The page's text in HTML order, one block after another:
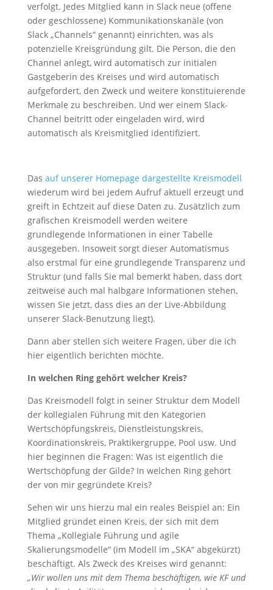
verfolgt. Jedes Mitglied kann in Slack neue (offene
oder geschlossene) Kommunikationskanäle (von
Slack „Channels“ genannt) einrichten, was als
potenzielle Kreisgründung gilt. Die Person, die den
Channel anlegt, wird automatisch zur initialen
Gastgeberin des Kreises und wird automatisch
aufgefordert, den Zweck und weitere konstituierende
Merkmale zu beschreiben. Und wer einem Slack-
Channel beitritt oder eingeladen wird, wird
automatisch als Kreismitglied identifiziert.
Das auf unserer Homepage dargestellte Kreismodell
wiederum wird bei jedem Aufruf aktuell erzeugt und
greift in Echtzeit auf diese Daten zu. Zusätzlich zum
grafischen Kreismodell werden weitere
grundlegende Informationen in einer Tabelle
ausgegeben. Insoweit sorgt dieser Automatismus
also erstmal für eine grundlegende Transparenz und
Struktur (und falls Sie mal bemerkt haben, dass dort
zeitweise auch mal halbgare Informationen stehen,
wissen Sie jetzt, dass dies an der Live-Abbildung
unserer Slack-Benutzung liegt).
Dann aber stellen sich weitere Fragen, über die ich
hier eigentlich berichten möchte.
In welchen Ring gehört welcher Kreis?
Das Kreismodell folgt in seiner Struktur dem Modell
der kollegialen Führung mit den Kategorien
Wertschöpfungskreis, Dienstleistungskreis,
Koordinationskreis, Praktikergruppe, Pool usw. Und
hier beginnen die Fragen: Was ist eigentlich die
Wertschöpfung der Gilde? In welchen Ring gehört
der von mir gegründete Kreis?
Sehen wir uns hierzu mal ein reales Beispiel an: Ein
Mitglied gründet einen Kreis, der sich mit dem
Thema „Kollegiale Führung und agile
Skalierungsmodelle“ (im Modell im „SKA“ abgekürzt)
beschäftigt. Als Zweck des Kreises wird genannt:
„Wir wollen uns mit dem Thema beschäftigen, wie KF und